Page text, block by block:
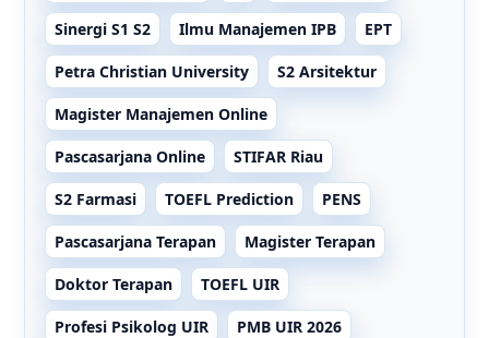
Sinergi S1 S2 Ilmu Manajemen IPB EPT
Petra Christian University S2 Arsitektur
Magister Manajemen Online
Pascasarjana Online STIFAR Riau
S2 Farmasi TOEFL Prediction PENS
Pascasarjana Terapan Magister Terapan
Doktor Terapan TOEFL UIR
Profesi Psikolog UIR PMB UIR 2026